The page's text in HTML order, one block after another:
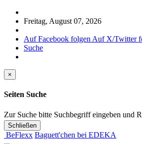
Freitag, August 07, 2026
Auf Facebook folgen Auf X/Twitter
Suche
×
Seiten Suche
Zur Suche bitte Suchbegriff eingeben und
Schließen
BeFlexx Baguett'chen bei EDEKA